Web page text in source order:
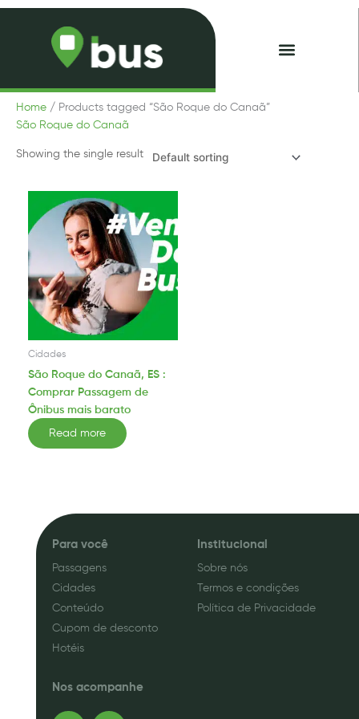
Skip
Home / Products tagged “São Roque do Canaã”
São Roque do Canaã
Showing the single result
Cidades
São Roque do Canaã, ES :
Comprar Passagem de
Ônibus mais barato
Read more
Para você
Passagens
Cidades
Conteúdo
Cupom de desconto
Hotéis
Institucional
Sobre nós
Termos e condições
Política de Privacidade
Nos acompanhe
F
I